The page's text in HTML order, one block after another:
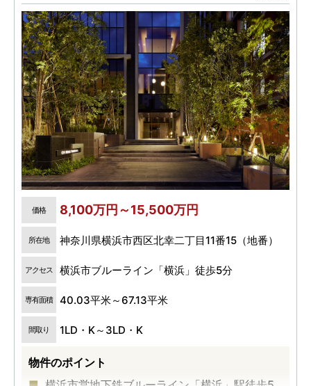
価格 8,100万円～15,500万円
所在地 神奈川県横浜市西区北幸二丁目11番15（地番）
アクセス 横浜市ブルーライン「横浜」徒歩5分
専有面積 40.03平米～67.13平米
間取り 1LD・K～3LD・K
物件のポイント